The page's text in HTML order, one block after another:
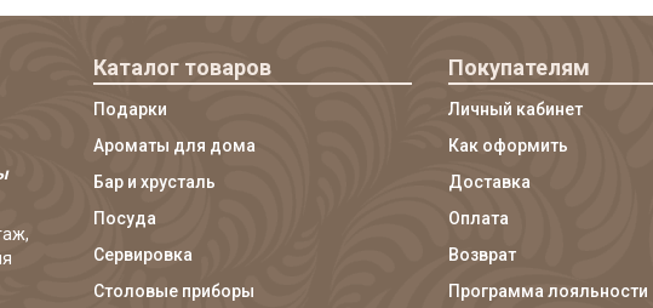
Каталог товаров
Подарки
Ароматы для дома
Бар и хрусталь
Посуда
Сервировка
Столовые приборы
Покупателям
Личный кабинет
Как оформить
Доставка
Оплата
Возврат
Программа лояльности